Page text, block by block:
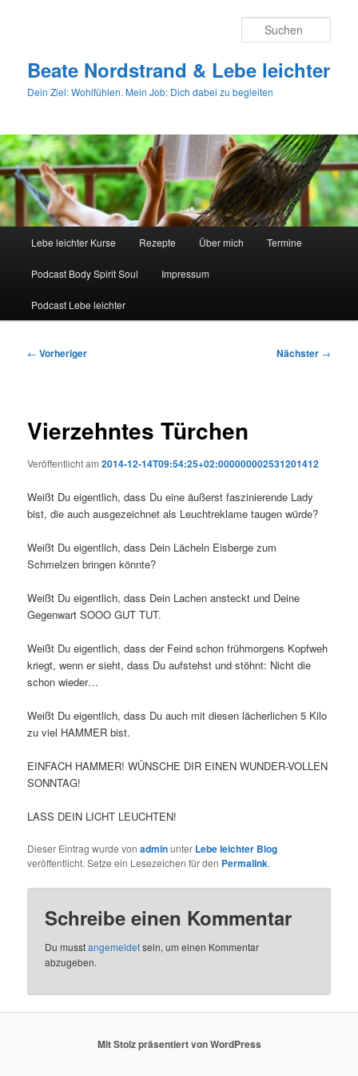
Beate Nordstrand & Lebe leichter
Dein Ziel: Wohlfühlen. Mein Job: Dich dabei zu begleiten
Lebe leichter Kurse Rezepte Über mich Termine
Podcast Body Spirit Soul Impressum
Podcast Lebe leichter
Beitragsnavigation
← Vorheriger Nächster →
Vierzehntes Türchen
Veröffentlicht am2014-12-14T09:54:25+02:000000002531201412
Weißt Du eigentlich, dass Du eine äußerst faszinierende Lady
bist, die auch ausgezeichnet als Leuchtreklame taugen würde?
Weißt Du eigentlich, dass Dein Lächeln Eisberge zum
Schmelzen bringen könnte?
Weißt Du eigentlich, dass Dein Lachen ansteckt und Deine
Gegenwart SOOO GUT TUT.
Weißt Du eigentlich, dass der Feind schon frühmorgens Kopfweh
kriegt, wenn er sieht, dass Du aufstehst und stöhnt: Nicht die
schon wieder…
Weißt Du eigentlich, dass Du auch mit diesen lächerlichen 5 Kilo
zu viel HAMMER bist.
EINFACH HAMMER! WÜNSCHE DIR EINEN WUNDER-VOLLEN
SONNTAG!
LASS DEIN LICHT LEUCHTEN!
Dieser Eintrag wurde vonadminunter Lebe leichter Blog
veröffentlicht. Setze ein Lesezeichen für den Permalink.
Schreibe einen Kommentar
Du musstangemeldetsein, um einen Kommentar
abzugeben.
Mit Stolz präsentiert von WordPress